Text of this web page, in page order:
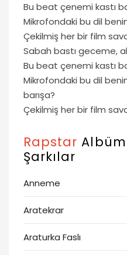
Bu beat çenemi kastı
Mikrofondaki bu dil
Çekilmiş her bir film
Sabah bastı geceme,
Bu beat çenemi kastı
Mikrofondaki bu dil
barışa?
Çekilmiş her bir film
Rapstar
Şarkılar
Anneme
Aratekrar
Araturka Faslı